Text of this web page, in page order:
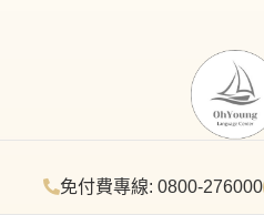
免付費專線: 0800-276000